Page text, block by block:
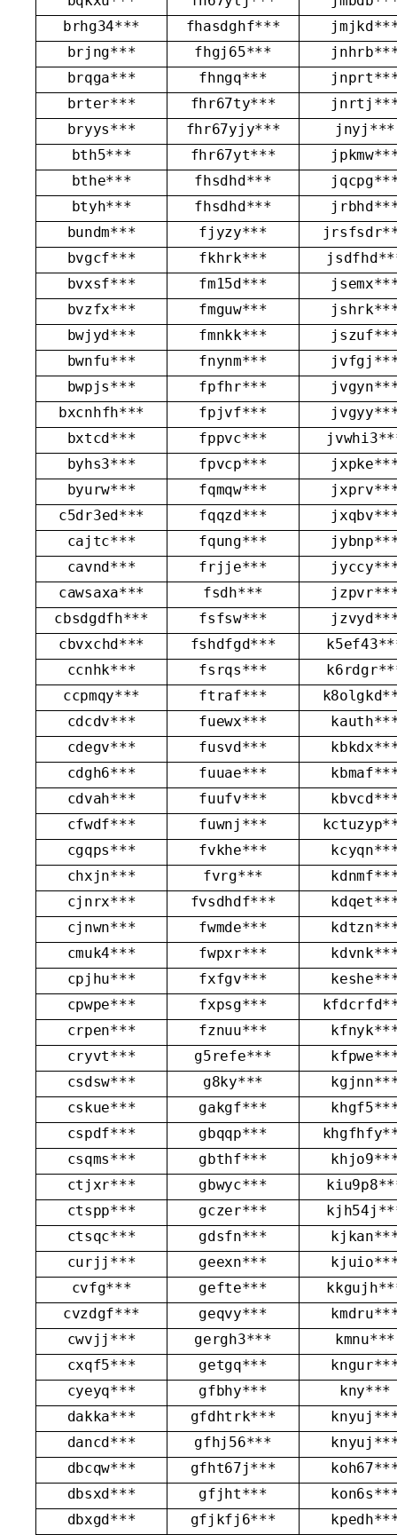
brhg34***
fhasdghf***
brjng***
fhgj65***
brqga***
fhngq***
brter***
fhr67ty***
bryys***
fhr67yjy***
jnyj***
bth5***
fhr67yt***
bthe***
fhsdhd***
btyh***
fhsdhd***
bundm***
fjyzy***
bvgcf***
fkhrk***
bvxsf***
fm15d***
bvzfx***
fmguw***
bwjyd***
fmnkk***
bwnfu***
fnynm***
bwpjs***
fpfhr***
bxcnhfh***
fpjvf***
bxtcd***
fppvc***
byhs3***
fpvcp***
byurw***
fqmqw***
c5dr3ed***
fqqzd***
cajtc***
fqung***
cavnd***
frjje***
cawsaxa***
fsdh***
cbsdgdfh***
fsfsw***
cbvxchd***
fshdfgd***
ccnhk***
fsrqs***
ccpmqy***
ftraf***
cdcdv***
fuewx***
cdegv***
fusvd***
cdgh6***
fuuae***
cdvah***
fuufv***
cfwdf***
fuwnj***
cgqps***
fvkhe***
chxjn***
fvrg***
cjnrx***
fvsdhdf***
cjnwn***
fwmde***
cmuk4***
fwpxr***
cpjhu***
fxfgv***
cpwpe***
fxpsg***
crpen***
fznuu***
cryvt***
g5refe***
csdsw***
g8ky***
cskue***
gakgf***
cspdf***
gbqqp***
csqms***
gbthf***
ctjxr***
gbwyc***
ctspp***
gczer***
ctsqc***
gdsfn***
curjj***
geexn***
cvfg***
gefte***
cvzdgf***
geqvy***
cwvjj***
gergh3***
kmnu***
cxqf5***
getgq***
cyeyq***
gfbhy***
kny***
dakka***
gfdhtrk***
dancd***
gfhj56***
dbcqw***
gfht67j***
dbsxd***
gfjht***
dbxgd***
gfjkfj6***